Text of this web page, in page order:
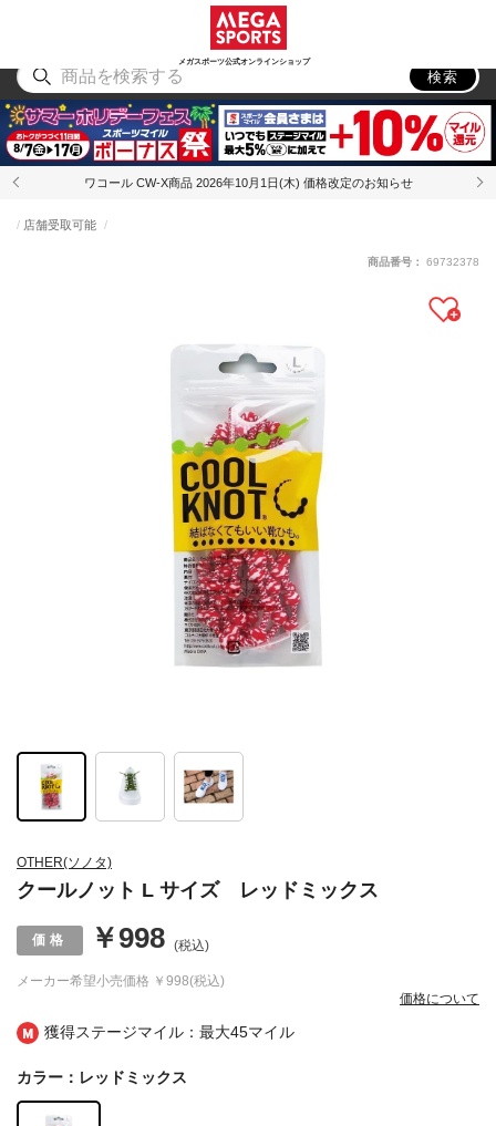
メガスポーツ公式オンラインショップ
アウトドア
検索
ワコール CW-X商品 2026年10月1日(木) 価格改定のお知らせ
獲得ステージマイル：最大45マイル
OTHER(ソノタ)
クールノット L サイズ レッドミックス
店舗受取可能
メーカー希望小売価格 ￥998(税込)
￥998 (税込)
価格について
商品番号： 69732378
カラー：レッドミックス